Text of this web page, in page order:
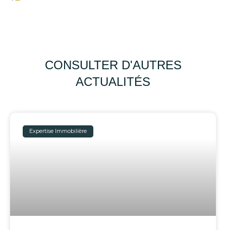
CONSULTER D'AUTRES
ACTUALITÉS
Expertise Immobilière